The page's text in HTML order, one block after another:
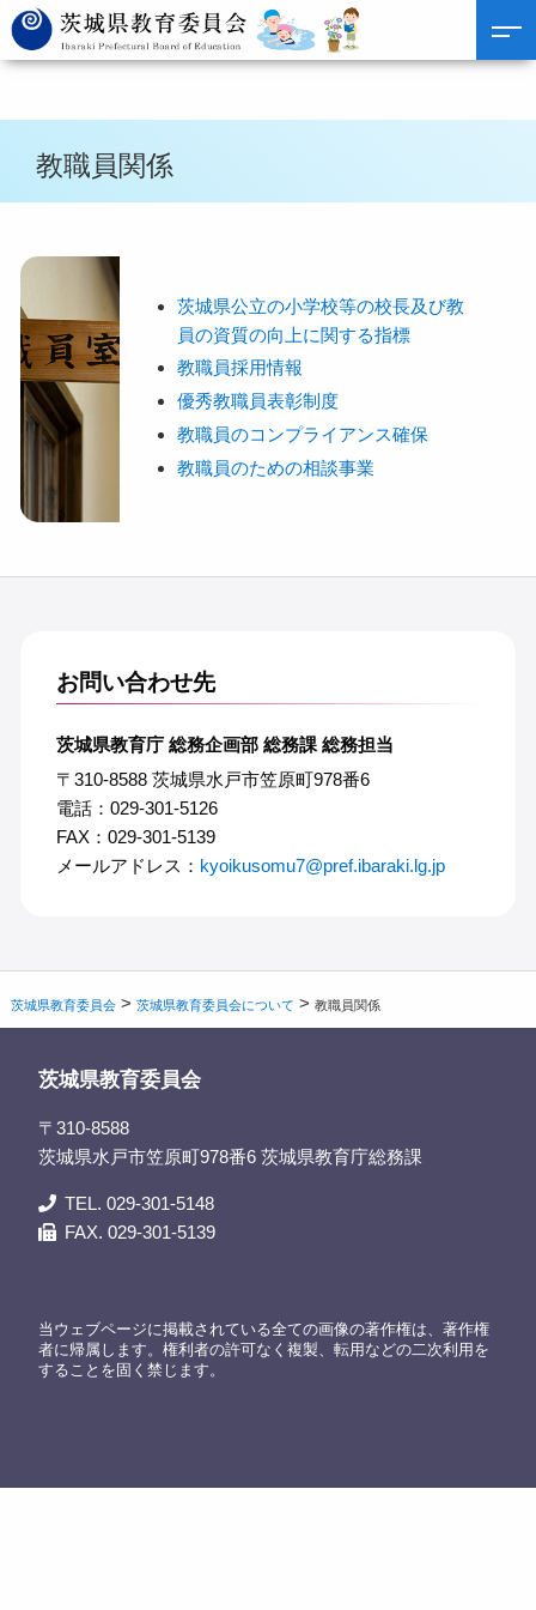
教職員関係
茨城県公立の小学校等の校長及び教
員の資質の向上に関する指標
教職員採用情報
優秀教職員表彰制度
教職員のコンプライアンス確保
教職員のための相談事業
お問い合わせ先
茨城県教育庁 総務企画部 総務課 総務担当
〒310-8588 茨城県水戸市笠原町978番6
電話：029-301-5126
FAX：029-301-5139
メールアドレス： kyoikusomu7@pref.ibaraki.lg.jp
茨城県教育委員会 >茨城県教育委員会について >教職員関係
茨城県教育委員会
〒310-8588
茨城県水戸市笠原町978番6 茨城県教育庁総務課
TEL. 029-301-5148
FAX. 029-301-5139
当ウェブページに掲載されている全ての画像の著作権は、著作権
者に帰属します。権利者の許可なく複製、転用などの二次利用を
することを固く禁じます。